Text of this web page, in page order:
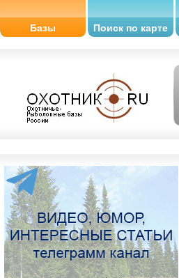
Базы Поиск по карте